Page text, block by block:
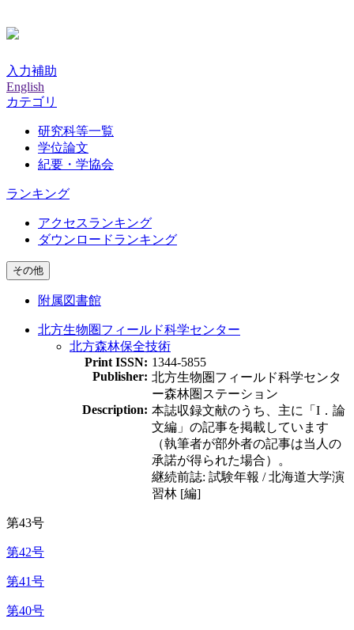
入力補助
English
カテゴリ
研究科等一覧
学位論文
紀要・学協会
ランキング
アクセスランキング
ダウンロードランキング
その他
附属図書館
北方生物圏フィールド科学センター
北方森林保全技術
Print ISSN: 1344-5855
Publisher: 北方生物圏フィールド科学センタ
ー森林圏ステーション
Description: 本誌収録文献のうち、主に「I．論
文編」の記事を掲載しています
（執筆者が部外者の記事は当人の
承諾が得られた場合）。
継続前誌: 試験年報 / 北海道大学演
習林 [編]
第43号
第42号
第41号
第40号